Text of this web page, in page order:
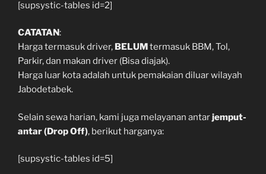
[supsystic-tables id=2]
CATATAN:
Harga termasuk driver, BELUMtermasuk BBM, Tol,
Parkir, dan makan driver (Bisa diajak).
Harga luar kota adalah untuk pemakaian diluar wilayah
Jabodetabek.
Selain sewa harian, kami juga melayanan antarjemput-
antar (Drop Off), berikut harganya:
[supsystic-tables id=5]